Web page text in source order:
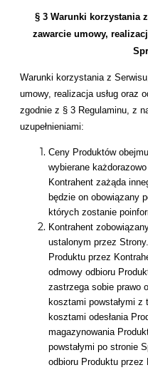
§ 3 Warunki korzystania
zawarcie umowy,
Warunki korzystania z
umowy, realizacja usług oraz
zgodnie z § 3 Regulaminu, z
uzupełnieniami:
Ceny Produktów
wybierane
Kontrahent zażąda
będzie on obowiązany
których zostanie
Kontrahent
ustalonym przez
Produktu przez
odmowy odbioru
zastrzega sobie prawo
kosztami powstałymi
kosztami odesłania
magazynowania
powstałymi po stronie
odbioru Produktu przez